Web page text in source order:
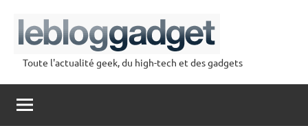
contenu
lebloggadget
Toute l'actualité geek, du high-tech et des gadgets